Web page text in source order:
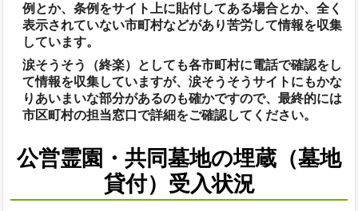
例とか、条例をサイト上に貼付してある場合とか、全く
表示されていない市町村などがあり苦労して情報を収集
しています。
涙そうそう（終楽）としても各市町村に電話で確認をし
て情報を収集していますが、涙そうそうサイトにもかな
りあいまいな部分があるのも確かですので、最終的には
市区町村の担当窓口で詳細をご確認してください。
公営霊園・共同墓地の埋蔵（墓地
貸付）受入状況